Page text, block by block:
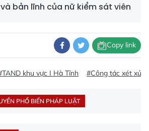
bản lĩnh của nữ kiểm sát viên
Copy link
khu vực I Hà Tĩnh #Công tác xét xử
PHỔ BIẾN PHÁP LUẬT